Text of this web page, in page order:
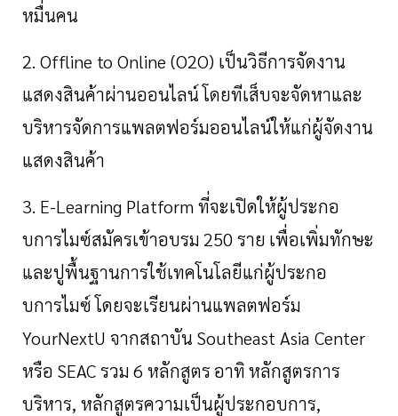
หมื่นคน
2. Offline to Online (O2O) เป็นวิธีการจัดงาน
แสดงสินค้าผ่านออนไลน์โดยทีเส็บจะจัดหาและ
บริหารจัดการแพลตฟอร์มออนไลน์ให้แก่ผู้จัดงาน
แสดงสินค้า
3. E-Learning Platform ที่จะเปิดให้ผู้ประกอ
บการไมซ์สมัครเข้าอบรม250 ราย เพื่อเพิ่มทักษะ
และปูพื้นฐานการใช้เทคโนโลยีแก่ผู้ประกอ
บการไมซ์โดยจะเรียนผ่านแพลตฟอร์ม
YourNextU จากสถาบัน Southeast Asia Center
หรือ SEACรวม6 หลักสูตรอาทิหลักสูตรการ
บริหาร, หลักสูตรความเป็นผู้ประกอบการ,